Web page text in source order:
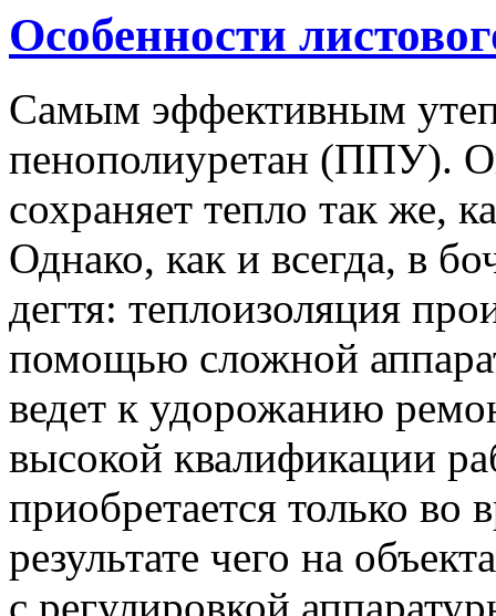
Особенности
Самым эффективным
пенополиуретан (ППУ).
сохраняет тепло так же,
Однако, как и всегда, в
дегтя: теплоизоляция
помощью сложной
ведет к удорожанию
высокой квалификации
приобретается только во
результате чего на
с регулировкой